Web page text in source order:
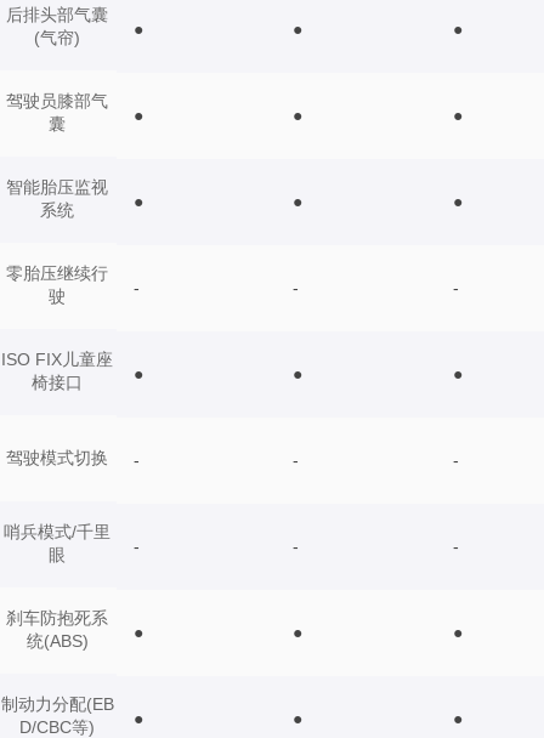
后排头部气囊
(气帘)
驾驶员膝部气
囊
智能胎压监视
系统
零胎压继续行
驶
ISO FIX儿童座
椅接口
驾驶模式切换
哨兵模式/千里
眼
刹车防抱死系
统(ABS)
制动力分配(EB
D/CBC等)
● ● ●
● ● ●
● ● ●
- - -
● ● ●
- - -
- - -
● ● ●
● ● ●